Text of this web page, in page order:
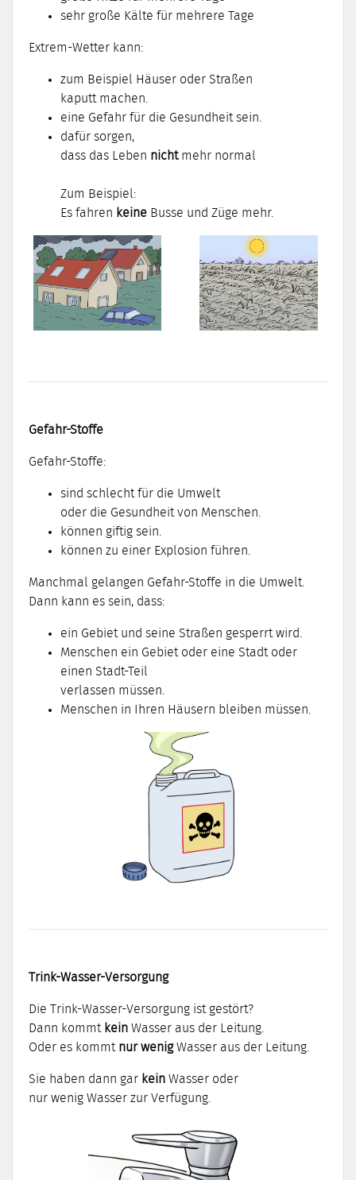
sehr große Kälte für mehrere Tage
Extrem-Wetter kann:
zum Beispiel Häuser oder Straßen
kaputt machen.
eine Gefahr für die Gesundheit sein.
dafür sorgen,
dass das Leben nichtmehr normal
Zum Beispiel:
Es fahren keine Busse und Züge mehr.
Gefahr-Stoffe
Gefahr-Stoffe:
sind schlecht für die Umwelt
oder die Gesundheit von Menschen.
können giftig sein.
können zu einer Explosion führen.
Manchmal gelangen Gefahr-Stoffe in die Umwelt.
Dann kann es sein, dass:
ein Gebiet und seine Straßen gesperrt wird.
Menschen ein Gebiet oder eine Stadt oder
einen Stadt-Teil
verlassen müssen.
Menschen in Ihren Häusern bleiben müssen.
Trink-Wasser-Versorgung
Die Trink-Wasser-Versorgung ist gestört?
Dann kommt kein Wasser aus der Leitung.
Oder es kommt nur wenigWasser aus der Leitung.
Sie haben dann gar kein Wasser oder
nur wenig Wasser zur Verfügung.